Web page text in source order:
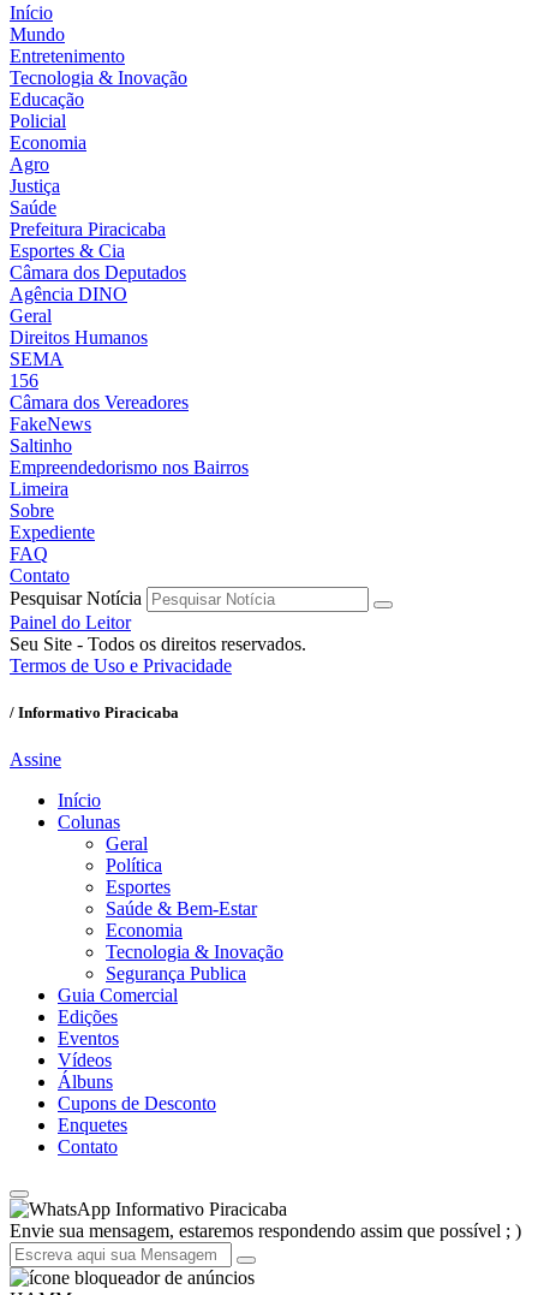
Início
Mundo
Entretenimento
Tecnologia & Inovação
Educação
Policial
Economia
Agro
Justiça
Saúde
Prefeitura Piracicaba
Esportes & Cia
Câmara dos Deputados
Agência DINO
Geral
Direitos Humanos
SEMA
156
Câmara dos Vereadores
FakeNews
Saltinho
Empreendedorismo nos Bairros
Limeira
Sobre
Expediente
FAQ
Contato
Pesquisar Notícia
Painel do Leitor
Seu Site - Todos os direitos reservados.
Termos de Uso e Privacidade
/ Informativo Piracicaba
Assine
Início
Colunas
Geral
Política
Esportes
Saúde & Bem-Estar
Economia
Tecnologia & Inovação
Segurança Publica
Guia Comercial
Edições
Eventos
Vídeos
Álbuns
Cupons de Desconto
Enquetes
Contato
Informativo Piracicaba
Envie sua mensagem, estaremos respondendo assim que possível ; )